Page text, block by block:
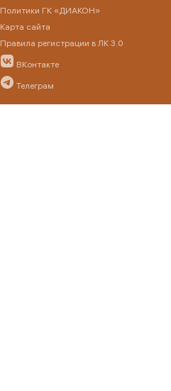
Политики ГК «ДИАКОН»
Карта сайта
Правила регистрации в ЛК 3.0
ВКонтакте
Телеграм